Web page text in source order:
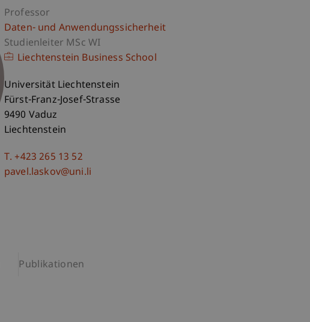
Professor
Daten- und Anwendungssicherheit
Studienleiter MSc WI
Liechtenstein Business School
Universität Liechtenstein
Fürst-Franz-Josef-Strasse
9490 Vaduz
Liechtenstein
T. +423 265 13 52
pavel.laskov@uni.li
Publikationen